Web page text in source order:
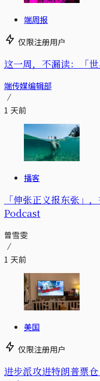
端周报
仅限注册用户
这一周，不漏读：「
端传媒编辑部
1 天前
播客
「伸张正义报东张」
Podcast
曾雪雯
1 天前
美国
仅限注册用户
进步派攻进特朗普票